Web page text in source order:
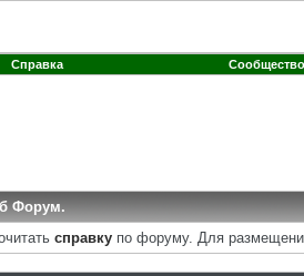
Справка Сообщество
Форум.
справку по форуму. Для